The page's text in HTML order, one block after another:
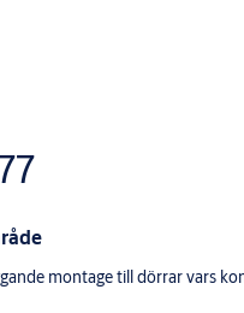
montage till dörrar vars